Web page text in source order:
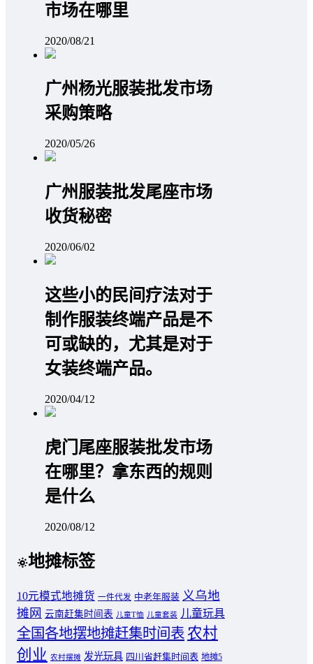
市场在哪里
2020/08/21
广州杨光服装批发市场
采购策略
2020/05/26
广州服装批发尾座市场
收货秘密
2020/06/02
这些小的民间疗法对于
制作服装终端产品是不
可或缺的，尤其是对于
女装终端产品。
2020/04/12
虎门尾座服装批发市场
在哪里？拿东西的规则
是什么
2020/08/12
地摊标签
10元模式地摊货 一件代发 中老年服装 义乌地
摊网 云南赶集时间表 儿童T恤 儿童套装 儿童玩具
全国各地摆地摊赶集时间表 农村
创业 农村摆摊 发光玩具 四川省赶集时间表 地摊5